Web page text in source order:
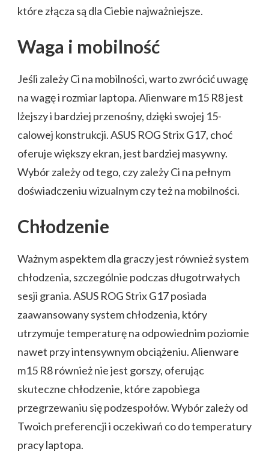
które złącza są dla Ciebie najważniejsze.
Waga i mobilność
Jeśli zależy Ci na mobilności, warto zwrócić uwagę
na wagę i rozmiar laptopa. Alienware m15 R8 jest
lżejszy i bardziej przenośny, dzięki swojej 15-
calowej konstrukcji. ASUS ROG Strix G17, choć
oferuje większy ekran, jest bardziej masywny.
Wybór zależy od tego, czy zależy Ci na pełnym
doświadczeniu wizualnym czy też na mobilności.
Chłodzenie
Ważnym aspektem dla graczy jest również system
chłodzenia, szczególnie podczas długotrwałych
sesji grania. ASUS ROG Strix G17 posiada
zaawansowany system chłodzenia, który
utrzymuje temperaturę na odpowiednim poziomie
nawet przy intensywnym obciążeniu. Alienware
m15 R8 również nie jest gorszy, oferując
skuteczne chłodzenie, które zapobiega
przegrzewaniu się podzespołów. Wybór zależy od
Twoich preferencji i oczekiwań co do temperatury
pracy laptopa.